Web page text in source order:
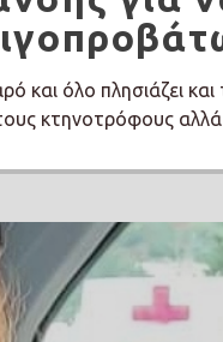
και όλο πλησιάζει και
κτηνοτρόφους